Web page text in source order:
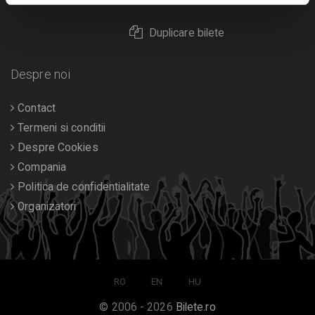
Duplicare bilete
Despre noi
Contact
Termeni si conditii
Despre Cookies
Compania
Politica de confidentialitate
Organizatori
RO EN HU
© 2006 - 2026 Bilete.ro